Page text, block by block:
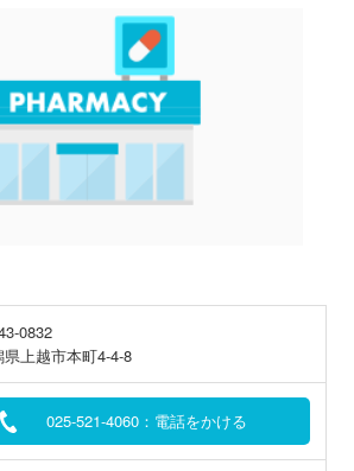
0832
県上越市本町4-4-8
025-521-4060：電話をかける